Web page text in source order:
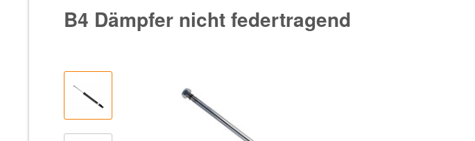
B4 Dämpfer nicht federtragend